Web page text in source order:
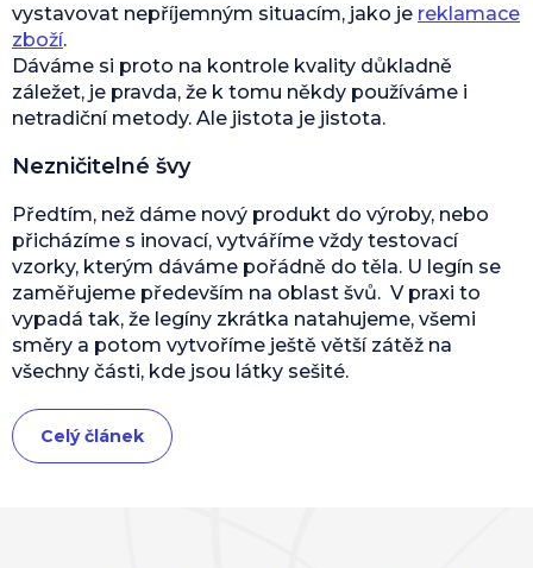
vystavovat nepříjemným situacím, jako je reklamace
zboží.
Dáváme si proto na kontrole kvality důkladně
záležet, je pravda, že k tomu někdy používáme i
netradiční metody. Ale jistota je jistota.
Nezničitelné švy
Předtím, než dáme nový produkt do výroby, nebo
přicházíme s inovací, vytváříme vždy testovací
vzorky, kterým dáváme pořádně do těla. U legín se
zaměřujeme především na oblast švů. V praxi to
vypadá tak, že legíny zkrátka natahujeme, všemi
směry a potom vytvoříme ještě větší zátěž na
všechny části, kde jsou látky sešité.
Celý článek